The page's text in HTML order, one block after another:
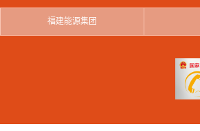
福建能源集团